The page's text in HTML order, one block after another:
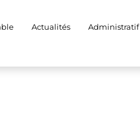
Actualités Administratif
2023